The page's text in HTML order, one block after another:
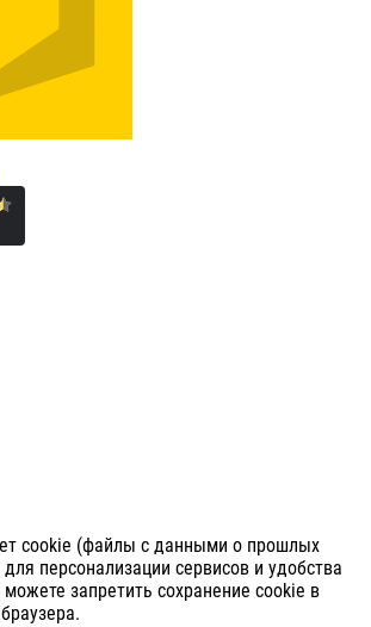
cookie (файлы с данными о прошлых
персонализации сервисов и удобства
запретить сохранение cookie в